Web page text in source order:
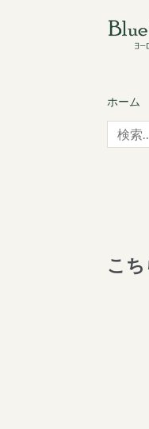
to
to
content
ホーム
検
索:
こ